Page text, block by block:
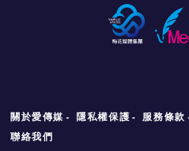
是誰能登上月球，而是誰能
應強調，創新不是任何一方
智慧企業長期深耕基礎研究
強與開放合作並重，在前端
域採取對外投資扶持與對內
行策略，確保供應鏈的多元化與安
長鑫的車企朋友圈不只有比
奇瑞、小米、廣汽等多家車
間，車規級存儲晶片價格暴
存儲晶片廠商為追求高利潤
AI公司需要的HBM晶片等，
關於愛傳媒 隱私權保護 服務條款
聯絡我們